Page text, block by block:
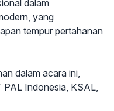
dalam
yang
tempur pertahanan
dalam acara ini,
PAL Indonesia, KSAL,